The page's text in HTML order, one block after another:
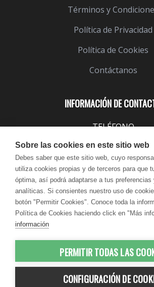
INFORMACIÓN DE
TELÉFONO
EMAIL
info@lindavita.com
HORARIO
Lun - Jue / 9:00 - 18:30
Vie / 9:00 - 17:30
Términos y
Política de Privacidad
Política de Cookies
Contáctanos
© 2012-2026
derechos reservados
Sobre las cookies en este sitio web
Debes saber que este sitio web, cuyo
utiliza cookies propias y de terceros para que
óptima, así podrá adaptarse a tus preferencias
analíticas. Si consientes nuestro uso de
botón "Permitir Cookies". Conoce toda la
Política de Cookies haciendo click en "Más
información
PERMITIR TODAS LAS
CONFIGURACIÓN DE